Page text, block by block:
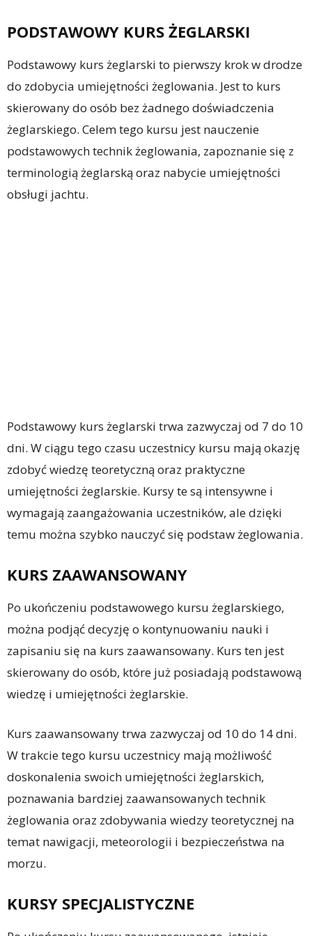
PODSTAWOWY KURS ŻEGLARSKI
Podstawowy kurs żeglarski to pierwszy krok w drodze
do zdobycia umiejętności żeglowania. Jest to kurs
skierowany do osób bez żadnego doświadczenia
żeglarskiego. Celem tego kursu jest nauczenie
podstawowych technik żeglowania, zapoznanie się z
terminologią żeglarską oraz nabycie umiejętności
obsługi jachtu.
Podstawowy kurs żeglarski trwa zazwyczaj od 7 do 10
dni. W ciągu tego czasu uczestnicy kursu mają okazję
zdobyć wiedzę teoretyczną oraz praktyczne
umiejętności żeglarskie. Kursy te są intensywne i
wymagają zaangażowania uczestników, ale dzięki
temu można szybko nauczyć się podstaw żeglowania.
KURS ZAAWANSOWANY
Po ukończeniu podstawowego kursu żeglarskiego,
można podjąć decyzję o kontynuowaniu nauki i
zapisaniu się na kurs zaawansowany. Kurs ten jest
skierowany do osób, które już posiadają podstawową
wiedzę i umiejętności żeglarskie.
Kurs zaawansowany trwa zazwyczaj od 10 do 14 dni.
W trakcie tego kursu uczestnicy mają możliwość
doskonalenia swoich umiejętności żeglarskich,
poznawania bardziej zaawansowanych technik
żeglowania oraz zdobywania wiedzy teoretycznej na
temat nawigacji, meteorologii i bezpieczeństwa na
morzu.
KURSY SPECJALISTYCZNE